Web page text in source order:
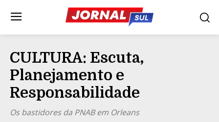
CULTURA: Escuta,
Planejamento e
Responsabilidade
Os bastidores da PNAB em Orleans